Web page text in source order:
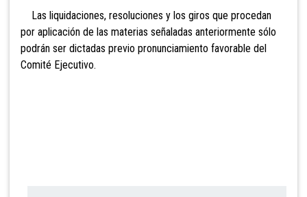
Las liquidaciones, resoluciones y los giros que procedan
por aplicación de las materias señaladas anteriormente sólo
podrán ser dictadas previo pronunciamiento favorable del
Comité Ejecutivo.